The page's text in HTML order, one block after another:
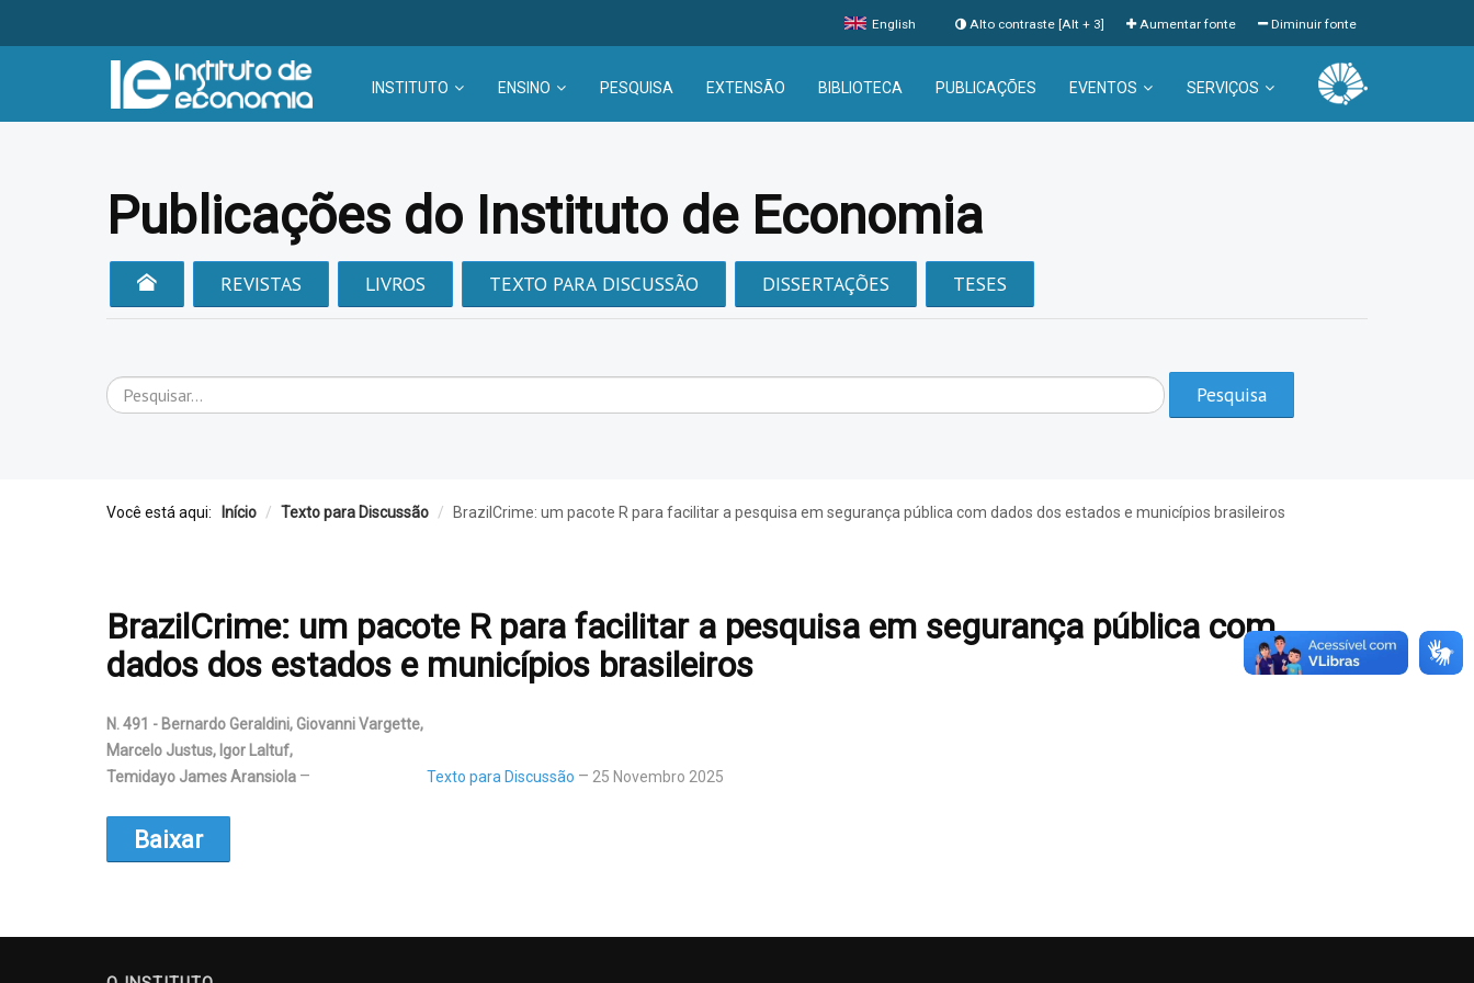
English Diminuir fonte
Aumentar fonte
Alto contraste [Alt + 3]
INSTITUTO ENSINO PESQUISA EXTENSÃO BIBLIOTECA PUBLICAÇÕES EVENTOS SERVIÇOS
Publicações do Instituto de Economia
REVISTAS LIVROS TEXTO PARA DISCUSSÃO DISSERTAÇÕES TESES
Pesquisar... Pesquisa
Você está aqui: Início / Texto para Discussão / BrazilCrime: um pacote R para facilitar a pesquisa em segurança pública com dados dos estados e municípios brasileiros
BrazilCrime: um pacote R para facilitar a pesquisa em segurança pública com
dados dos estados e municípios brasileiros
N. 491 - Bernardo Geraldini, Giovanni Vargette,
Marcelo Justus, Igor Laltuf,
Temidayo James Aransiola
Texto para Discussão 25 Novembro 2025
Baixar